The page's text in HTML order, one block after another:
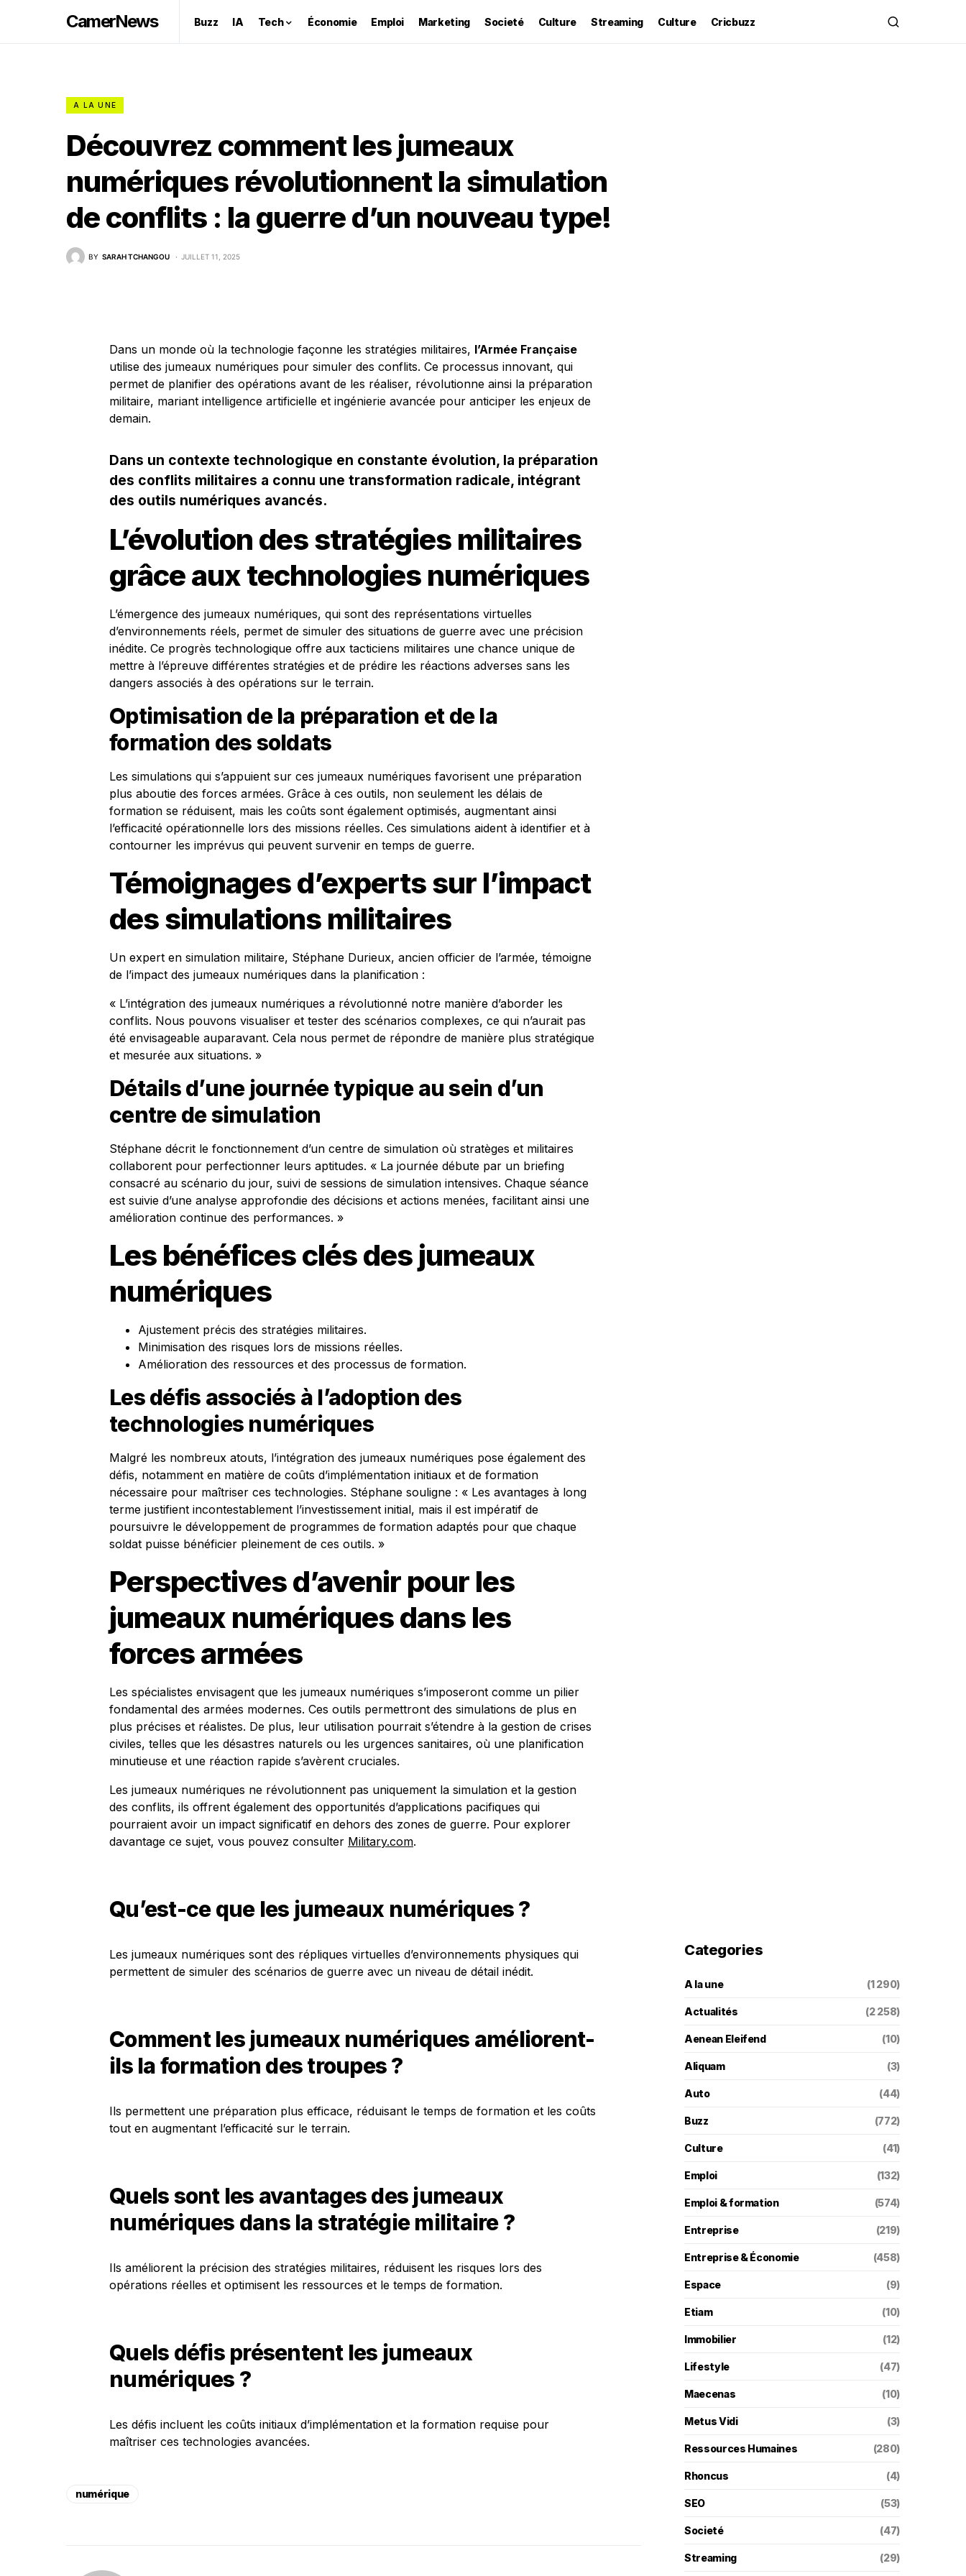
CamerNews Buzz IA Tech Économie Emploi Marketing Societé Culture Streaming Culture Cricbuzz
A LA UNE
Découvrez comment les jumeaux
numériques révolutionnent la simulation
de conflits : la guerre d’un nouveau type!
BY SARAH TCHANGOU JUILLET 11, 2025
Dans un monde où la technologie façonne les stratégies militaires, l’Armée Française
utilise des jumeaux numériques pour simuler des conflits. Ce processus innovant, qui
permet de planifier des opérations avant de les réaliser, révolutionne ainsi la préparation
militaire, mariant intelligence artificielle et ingénierie avancée pour anticiper les enjeux de
demain.
Dans un contexte technologique en constante évolution, la préparation
des conflits militaires a connu une transformation radicale, intégrant
des outils numériques avancés.
L’évolution des stratégies militaires
grâce aux technologies numériques
L’émergence des jumeaux numériques, qui sont des représentations virtuelles
d’environnements réels, permet de simuler des situations de guerre avec une précision
inédite. Ce progrès technologique offre aux tacticiens militaires une chance unique de
mettre à l’épreuve différentes stratégies et de prédire les réactions adverses sans les
dangers associés à des opérations sur le terrain.
Optimisation de la préparation et de la
formation des soldats
Les simulations qui s’appuient sur ces jumeaux numériques favorisent une préparation
plus aboutie des forces armées. Grâce à ces outils, non seulement les délais de
formation se réduisent, mais les coûts sont également optimisés, augmentant ainsi
l’efficacité opérationnelle lors des missions réelles. Ces simulations aident à identifier et à
contourner les imprévus qui peuvent survenir en temps de guerre.
Témoignages d’experts sur l’impact
des simulations militaires
Un expert en simulation militaire, Stéphane Durieux, ancien officier de l’armée, témoigne
de l’impact des jumeaux numériques dans la planification :
« L’intégration des jumeaux numériques a révolutionné notre manière d’aborder les
conflits. Nous pouvons visualiser et tester des scénarios complexes, ce qui n’aurait pas
été envisageable auparavant. Cela nous permet de répondre de manière plus stratégique
et mesurée aux situations. »
Détails d’une journée typique au sein d’un
centre de simulation
Stéphane décrit le fonctionnement d’un centre de simulation où stratèges et militaires
collaborent pour perfectionner leurs aptitudes. « La journée débute par un briefing
consacré au scénario du jour, suivi de sessions de simulation intensives. Chaque séance
est suivie d’une analyse approfondie des décisions et actions menées, facilitant ainsi une
amélioration continue des performances. »
Les bénéfices clés des jumeaux
numériques
Ajustement précis des stratégies militaires.
Minimisation des risques lors de missions réelles.
Amélioration des ressources et des processus de formation.
Les défis associés à l’adoption des
technologies numériques
Malgré les nombreux atouts, l’intégration des jumeaux numériques pose également des
défis, notamment en matière de coûts d’implémentation initiaux et de formation
nécessaire pour maîtriser ces technologies. Stéphane souligne : « Les avantages à long
terme justifient incontestablement l’investissement initial, mais il est impératif de
poursuivre le développement de programmes de formation adaptés pour que chaque
soldat puisse bénéficier pleinement de ces outils. »
Perspectives d’avenir pour les
jumeaux numériques dans les
forces armées
Les spécialistes envisagent que les jumeaux numériques s’imposeront comme un pilier
fondamental des armées modernes. Ces outils permettront des simulations de plus en
plus précises et réalistes. De plus, leur utilisation pourrait s’étendre à la gestion de crises
civiles, telles que les désastres naturels ou les urgences sanitaires, où une planification
minutieuse et une réaction rapide s’avèrent cruciales.
Les jumeaux numériques ne révolutionnent pas uniquement la simulation et la gestion
des conflits, ils offrent également des opportunités d’applications pacifiques qui
pourraient avoir un impact significatif en dehors des zones de guerre. Pour explorer
davantage ce sujet, vous pouvez consulter Military.com.
Qu’est-ce que les jumeaux numériques ?
Les jumeaux numériques sont des répliques virtuelles d’environnements physiques qui
permettent de simuler des scénarios de guerre avec un niveau de détail inédit.
Comment les jumeaux numériques améliorent-
ils la formation des troupes ?
Ils permettent une préparation plus efficace, réduisant le temps de formation et les coûts
tout en augmentant l’efficacité sur le terrain.
Quels sont les avantages des jumeaux
numériques dans la stratégie militaire ?
Ils améliorent la précision des stratégies militaires, réduisent les risques lors des
opérations réelles et optimisent les ressources et le temps de formation.
Quels défis présentent les jumeaux
numériques ?
Les défis incluent les coûts initiaux d’implémentation et la formation requise pour
maîtriser ces technologies avancées.
numérique
Categories
A la une (1 290)
Actualités (2 258)
Aenean Eleifend (10)
Aliquam (3)
Auto (44)
Buzz (772)
Culture (41)
Emploi (132)
Emploi & formation (574)
Entreprise (219)
Entreprise & Économie (458)
Espace (9)
Etiam (10)
Immobilier (12)
Lifestyle (47)
Maecenas (10)
Metus Vidi (3)
Ressources Humaines (280)
Rhoncus (4)
SEO (53)
Societé (47)
Streaming (29)